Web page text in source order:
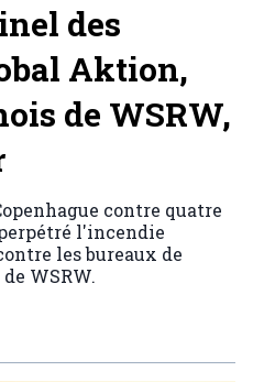
des
Aktion,
de WSRW,
contre quatre
l'incendie
les bureaux de
WSRW.